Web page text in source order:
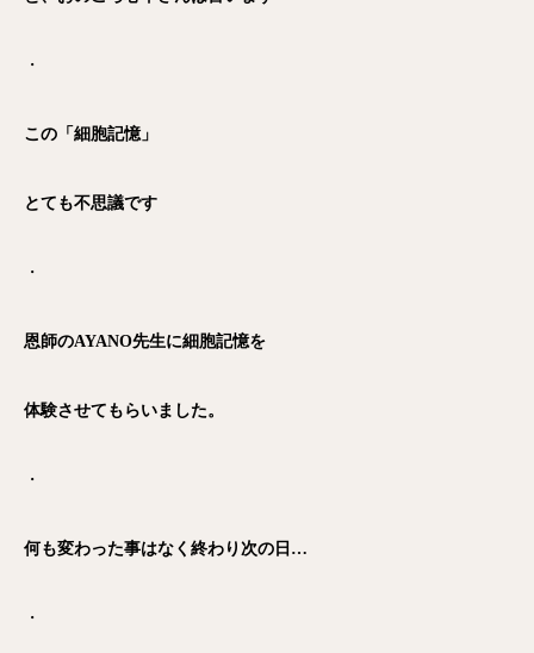
・
この「細胞記憶」
とても不思議です
・
恩師のAYANO先生に細胞記憶を
体験させてもらいました。
・
何も変わった事はなく終わり次の日…
・